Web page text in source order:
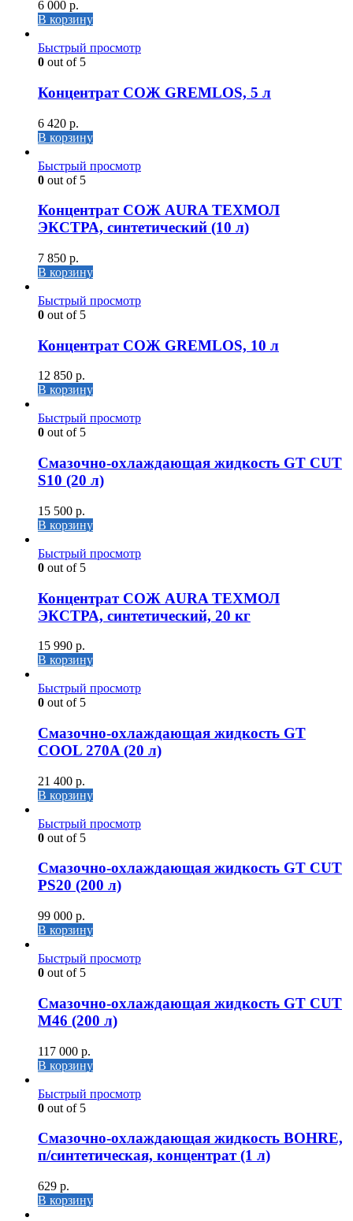
6 000 р.
В корзину
Быстрый просмотр
0 out of 5
Концентрат СОЖ GREMLOS, 5 л
6 420 р.
В корзину
Быстрый просмотр
0 out of 5
Концентрат СОЖ AURA ТЕХМОЛ
ЭКСТРА, синтетический (10 л)
7 850 р.
В корзину
Быстрый просмотр
0 out of 5
Концентрат СОЖ GREMLOS, 10 л
12 850 р.
В корзину
Быстрый просмотр
0 out of 5
Cмазочно-охлаждающая жидкость GT CUT
S10 (20 л)
15 500 р.
В корзину
Быстрый просмотр
0 out of 5
Концентрат СОЖ AURA ТЕХМОЛ
ЭКСТРА, синтетический, 20 кг
15 990 р.
В корзину
Быстрый просмотр
0 out of 5
Cмазочно-охлаждающая жидкость GT
COOL 270A (20 л)
21 400 р.
В корзину
Быстрый просмотр
0 out of 5
Cмазочно-охлаждающая жидкость GT CUT
PS20 (200 л)
99 000 р.
В корзину
Быстрый просмотр
0 out of 5
Cмазочно-охлаждающая жидкость GT CUT
M46 (200 л)
117 000 р.
В корзину
Быстрый просмотр
0 out of 5
Cмазочно-охлаждающая жидкость BOHRE,
п/синтетическая, концентрат (1 л)
629 р.
В корзину